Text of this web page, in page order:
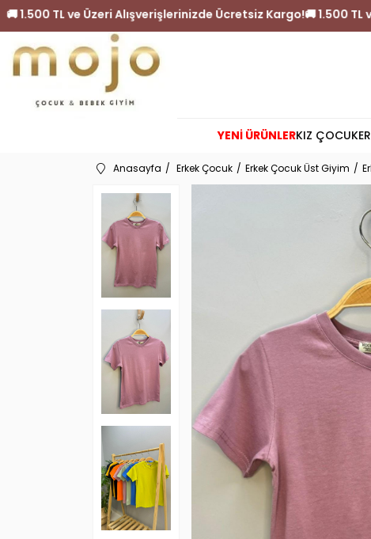
Kargo! 🚚 1.500 TL ve Üzeri Alışverişlerinizde Ücretsiz
YENİ ÜRÜNLERKIZ ÇOCUK
Anasayfa Erkek Çocuk Erkek Çocuk Üst Giyim